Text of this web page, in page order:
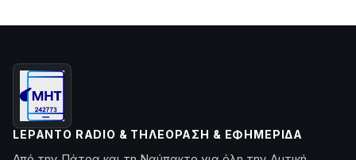
LEPANTO RADIO & ΤΗΛΕΌΡΑΣΗ & ΕΦΗΜΕΡΊΔΑ